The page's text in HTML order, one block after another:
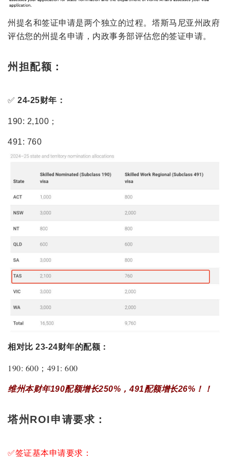
州提名和签证申请是两个独立的过程。塔斯马尼亚州政府
评估您的州提名申请，内政事务部评估您的签证申请。
州担配额：
✅24-25财年：
190: 2,100；
491: 760
相对比 23-24财年的配额：
190: 600；491: 600
维州本财年190配额增长250%，491配额增长26%！！
塔州ROI申请要求：
✅签证基本申请要求：